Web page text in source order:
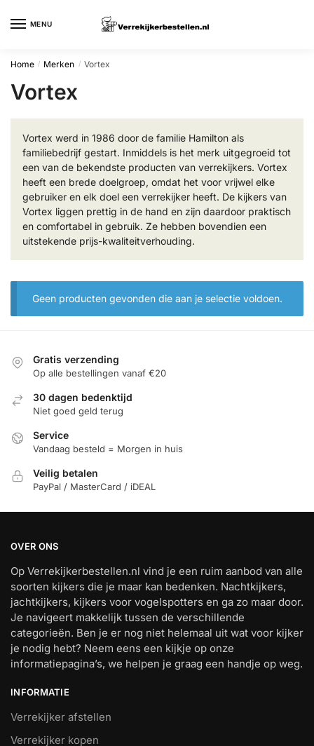
MENU
Home / Merken / Vortex
Vortex
Vortex werd in 1986 door de familie Hamilton als
familiebedrijf gestart. Inmiddels is het merk uitgegroeid tot
een van de bekendste producten van verrekijkers. Vortex
heeft een brede doelgroep, omdat het voor vrijwel elke
gebruiker en elk doel een verrekijker heeft. De kijkers van
Vortex liggen prettig in de hand en zijn daardoor praktisch
en comfortabel in gebruik. Ze hebben bovendien een
uitstekende prijs-kwaliteitverhouding.
Geen producten gevonden die aan je selectie voldoen.
Gratis verzending
Op alle bestellingen vanaf €20
30 dagen bedenktijd
Niet goed geld terug
Service
Vandaag besteld = Morgen in huis
Veilig betalen
PayPal / MasterCard / iDEAL
OVER ONS
Op Verrekijkerbestellen.nl vind je een ruim aanbod van alle
soorten kijkers die je maar kan bedenken. Nachtkijkers,
jachtkijkers, kijkers voor vogelspotters en ga zo maar door.
Je navigeert makkelijk tussen de verschillende
categorieën. Ben je er nog niet helemaal uit wat voor kijker
je nodig hebt? Neem eens een kijkje op onze
informatiepagina’s, we helpen je graag een handje op weg.
INFORMATIE
Verrekijker afstellen
Verrekijker kopen